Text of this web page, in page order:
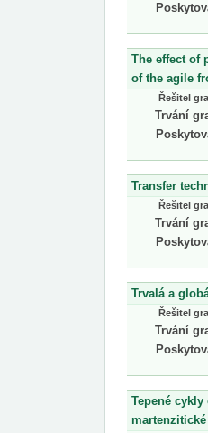
The effect of
of the agile
Řešitel
Trvání
Transfer
Řešitel
Trvání
Trvalá a
Řešitel
Trvání
Tepené